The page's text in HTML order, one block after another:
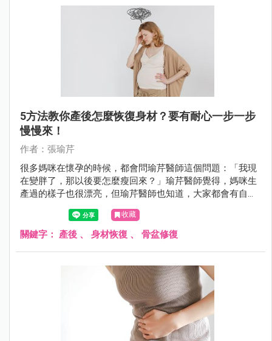
5方法教你產後怎麼恢復身材？要有耐心一步一步
慢慢來！
作者：張瑜芹
很多媽咪在懷孕的時候，都會問瑜芹醫師這個問題：「我現
在變胖了，那以後要怎麼瘦回來？」瑜芹醫師覺得，媽咪生
產過的樣子也很漂亮，但瑜芹醫師也知道，大家都會有自己
喜歡的樣子，今天瑜芹醫師就來談談：產後如何恢復身材 ？
收藏
關鍵字： 產後 、 身材恢復 、 骨盆修復